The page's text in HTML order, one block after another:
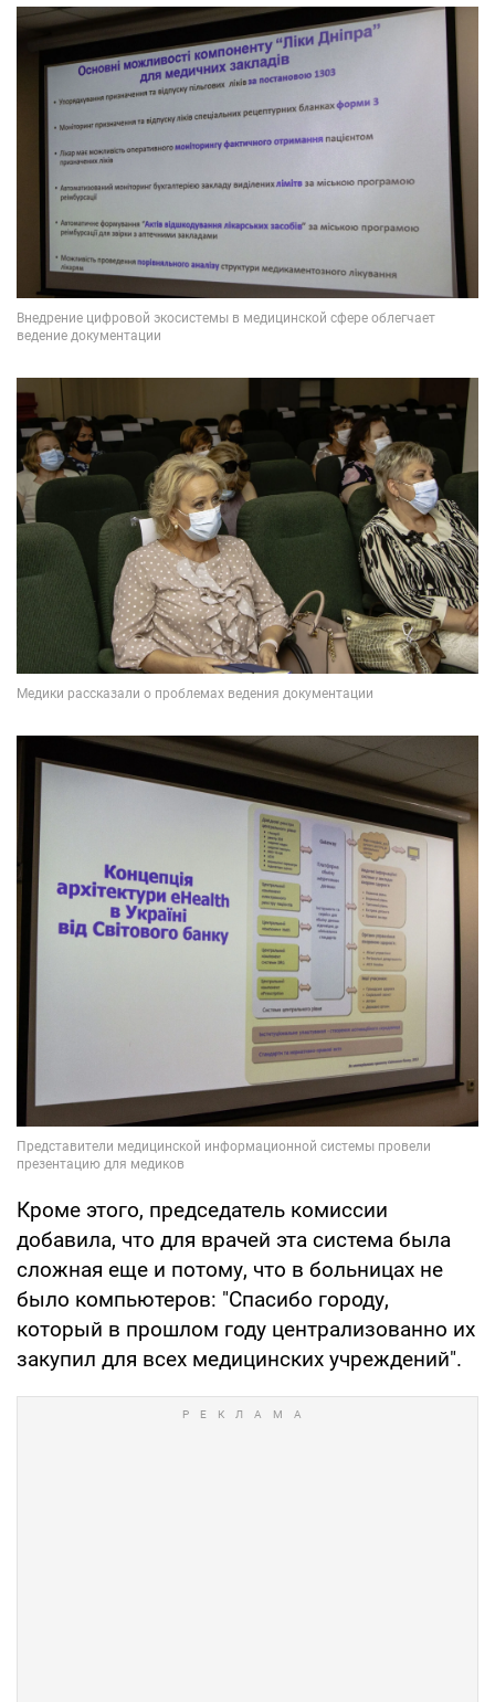
Кроме этого, председатель комиссии
добавила, что для врачей эта система была
сложная еще и потому, что в больницах не
было компьютеров: "Спасибо городу,
который в прошлом году централизованно их
закупил для всех медицинских учреждений".